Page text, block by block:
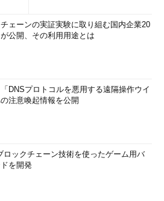
ェーンの実証実験に取り組む国内企業20
公開、その利用用途とは
DNSプロトコルを悪用する遠隔操作ウイ
注意喚起情報を公開
ロックチェーン技術を使ったゲーム用バ
を開発